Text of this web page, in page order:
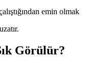
emin olmak
Görülür?